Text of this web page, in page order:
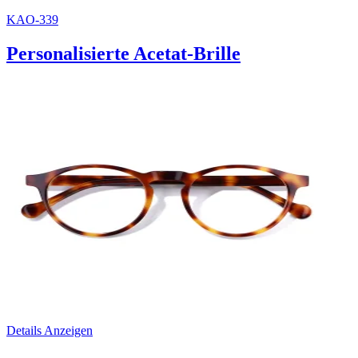
KAO-339
Personalisierte Acetat-Brille
Details Anzeigen